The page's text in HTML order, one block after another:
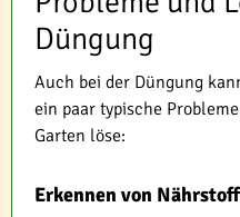
Düngung
Auch bei der Düngung
ein paar typische
Garten löse:
Erkennen von